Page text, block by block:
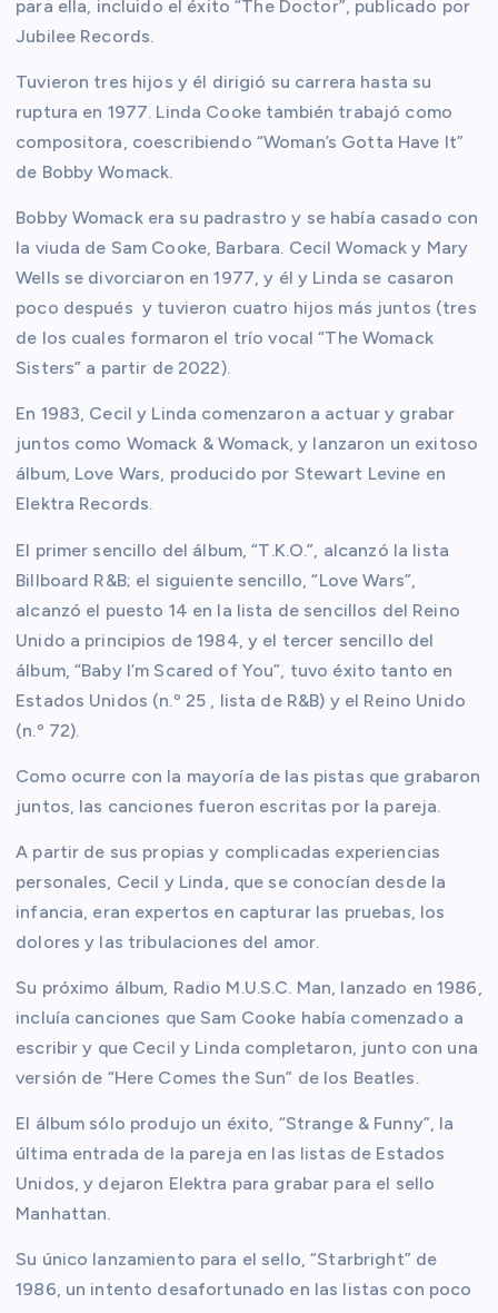
para ella, incluido el éxito “The Doctor”, publicado por
Jubilee Records.
Tuvieron tres hijos y él dirigió su carrera hasta su
ruptura en 1977. Linda Cooke también trabajó como
compositora, coescribiendo “Woman’s Gotta Have It”
de Bobby Womack.
Bobby Womack era su padrastro y se había casado con
la viuda de Sam Cooke, Barbara. Cecil Womack y Mary
Wells se divorciaron en 1977, y él y Linda se casaron
poco después y tuvieron cuatro hijos más juntos (tres
de los cuales formaron el trío vocal “The Womack
Sisters” a partir de 2022).
En 1983, Cecil y Linda comenzaron a actuar y grabar
juntos como Womack & Womack, y lanzaron un exitoso
álbum, Love Wars, producido por Stewart Levine en
Elektra Records.
El primer sencillo del álbum, “T.K.O.”, alcanzó la lista
Billboard R&B; el siguiente sencillo, “Love Wars”,
alcanzó el puesto 14 en la lista de sencillos del Reino
Unido a principios de 1984, y el tercer sencillo del
álbum, “Baby I’m Scared of You”, tuvo éxito tanto en
Estados Unidos (n.º 25 , lista de R&B) y el Reino Unido
(n.º 72).
Como ocurre con la mayoría de las pistas que grabaron
juntos, las canciones fueron escritas por la pareja.
A partir de sus propias y complicadas experiencias
personales, Cecil y Linda, que se conocían desde la
infancia, eran expertos en capturar las pruebas, los
dolores y las tribulaciones del amor.
Su próximo álbum, Radio M.U.S.C. Man, lanzado en 1986,
incluía canciones que Sam Cooke había comenzado a
escribir y que Cecil y Linda completaron, junto con una
versión de “Here Comes the Sun” de los Beatles.
El álbum sólo produjo un éxito, “Strange & Funny”, la
última entrada de la pareja en las listas de Estados
Unidos, y dejaron Elektra para grabar para el sello
Manhattan.
Su único lanzamiento para el sello, “Starbright” de
1986, un intento desafortunado en las listas con poco